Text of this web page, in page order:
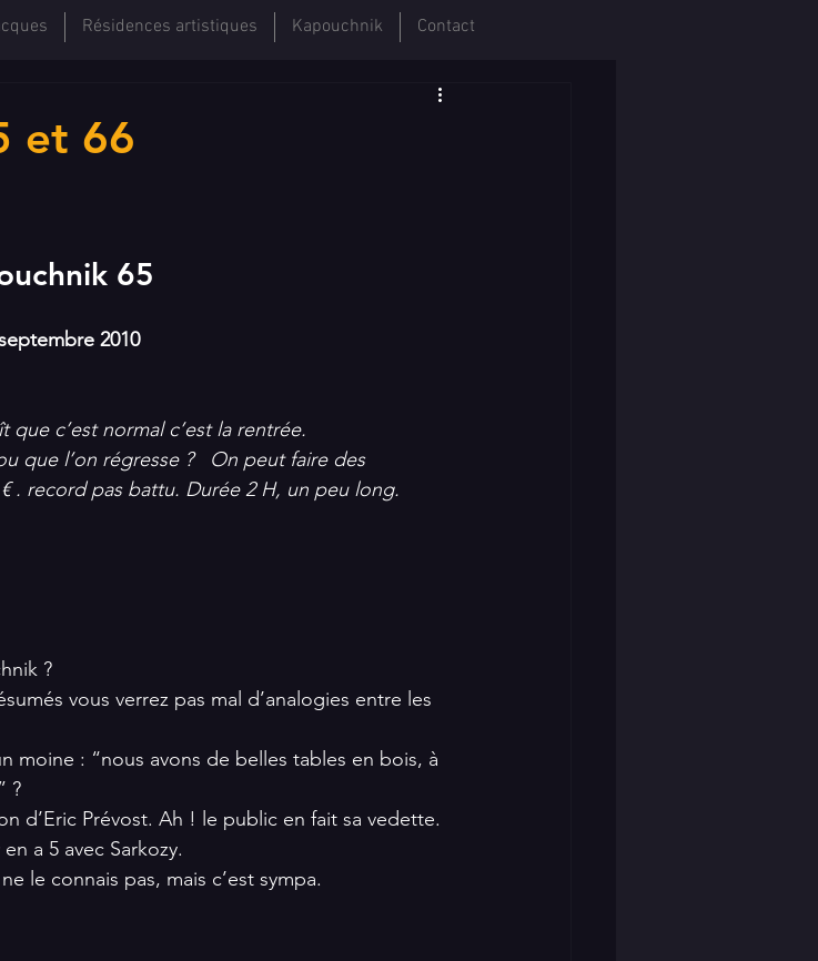
et 66
65
septembre 2010
c’est normal c’est la rentrée.
que l’on régresse ?   On peut faire des
. record pas battu. Durée 2 H, un peu long.
?
vous verrez pas mal d’analogies entre les
moine : “nous avons de belles tables en bois, à
?
d’Eric Prévost. Ah ! le public en fait sa vedette.
a 5 avec Sarkozy.
le connais pas, mais c’est sympa.
Résidences artistiques Kapouchnik Contact